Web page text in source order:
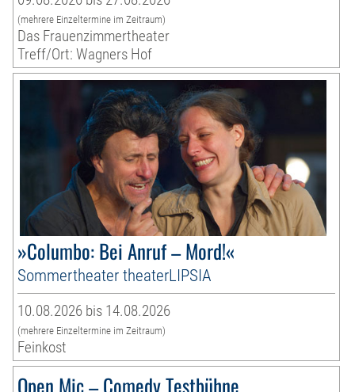
(mehrere Einzeltermine im Zeitraum)
Das Frauenzimmertheater
Treff/Ort: Wagners Hof
»Columbo: Bei Anruf – Mord!«
Sommertheater theaterLIPSIA
10.08.2026 bis 14.08.2026
(mehrere Einzeltermine im Zeitraum)
Feinkost
Open Mic – Comedy Testbühne